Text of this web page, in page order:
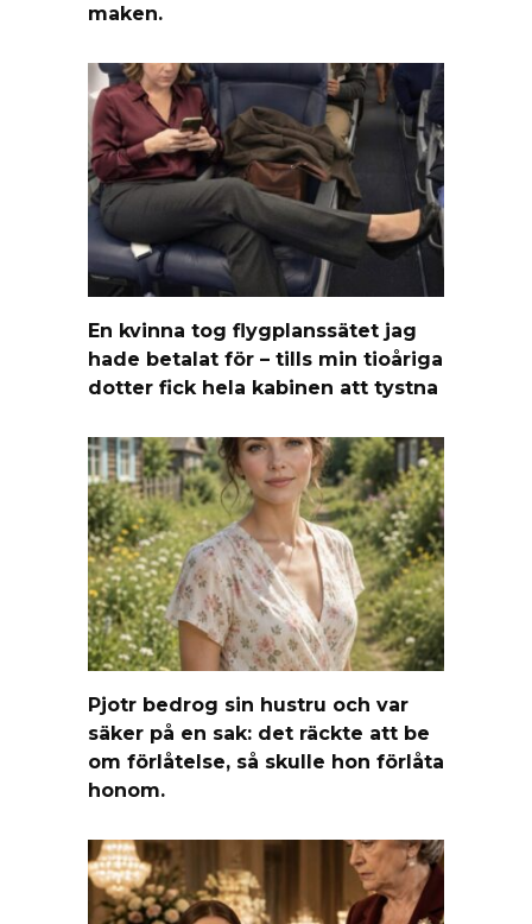
maken.
En kvinna tog flygplanssätet jag
hade betalat för – tills min tioåriga
dotter fick hela kabinen att tystna
Pjotr bedrog sin hustru och var
säker på en sak: det räckte att be
om förlåtelse, så skulle hon förlåta
honom.